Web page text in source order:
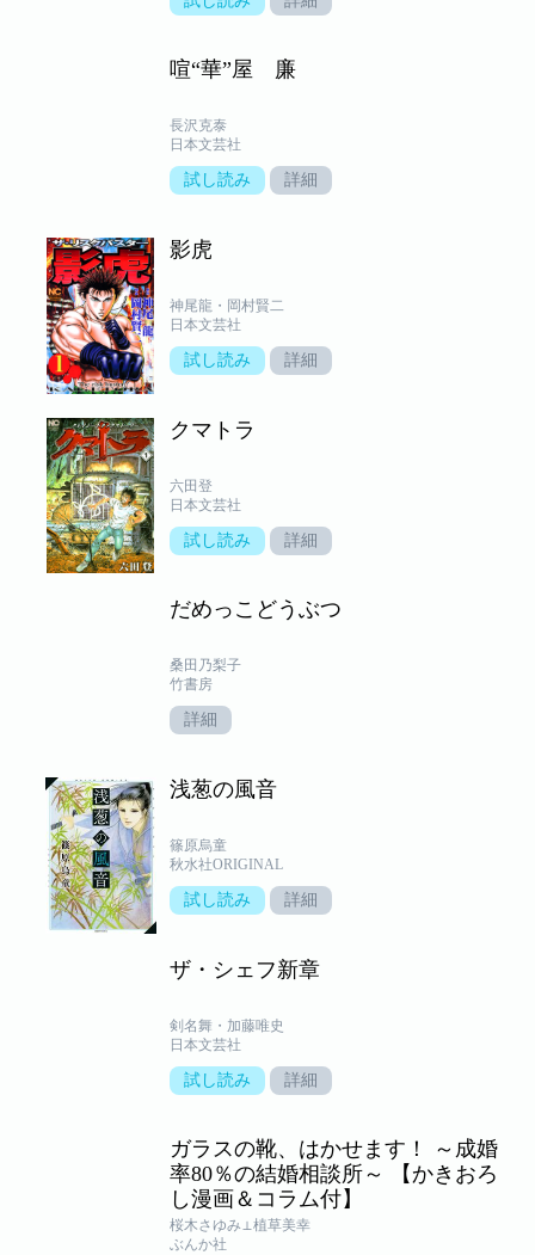
喧“華”屋 廉
長沢克泰
日本文芸社
試し読み 詳細
影虎
神尾龍・岡村賢二
日本文芸社
試し読み 詳細
クマトラ
六田登
日本文芸社
試し読み 詳細
だめっこどうぶつ
桑田乃梨子
竹書房
詳細
浅葱の風音
篠原烏童
秋水社ORIGINAL
試し読み 詳細
ザ・シェフ新章
剣名舞・加藤唯史
日本文芸社
試し読み 詳細
ガラスの靴、はかせます！ ～成婚
率80％の結婚相談所～ 【かきおろ
し漫画＆コラム付】
桜木さゆみ⊥植草美幸
ぶんか社